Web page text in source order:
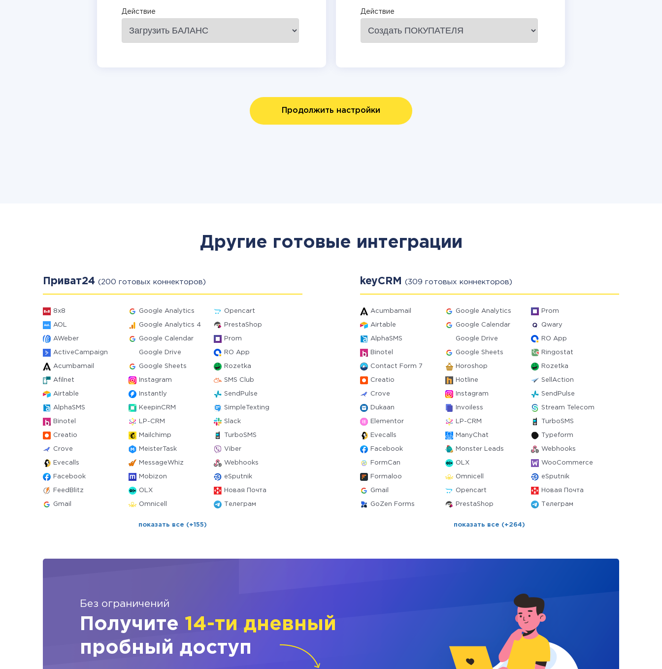
Действие Действие
Продолжить настройки
Другие готовые интеграции
Приват24 (200 готовых коннекторов)
8x8 Google Analytics Opencart
AOL Google Analytics 4 PrestaShop
AWeber Google Calendar Prom
ActiveCampaign Google Drive RO App
Acumbamail Google Sheets Rozetka
Afilnet Instagram SMS Club
Airtable Instantly SendPulse
AlphaSMS KeepinCRM SimpleTexting
Binotel LP-CRM Slack
Creatio Mailchimp TurboSMS
Crove MeisterTask Viber
Evecalls MessageWhiz Webhooks
Facebook Mobizon eSputnik
FeedBlitz OLX Новая Почта
Gmail Omnicell Телеграм
показать все (+155)
keyCRM (309 готовых коннекторов)
Acumbamail Google Analytics Prom
Airtable Google Calendar Qwary
AlphaSMS Google Drive RO App
Binotel Google Sheets Ringostat
Contact Form 7 Horoshop Rozetka
Creatio Hotline SellAction
Crove Instagram SendPulse
Dukaan Invoiless Stream Telecom
Elementor LP-CRM TurboSMS
Evecalls ManyChat Typeform
Facebook Monster Leads Webhooks
FormCan OLX WooCommerce
Formaloo Omnicell eSputnik
Gmail Opencart Новая Почта
GoZen Forms PrestaShop Телеграм
показать все (+264)
Без ограничений
Получите 14-ти дневный
пробный доступ